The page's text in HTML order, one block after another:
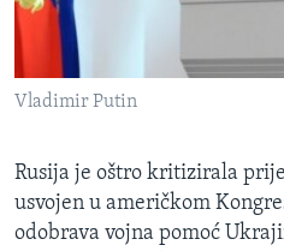
MAGAZIN
O GLASU AMERIKE
PRATITE NAS
Vladimir Putin
Rusija je oštro kritizirala
usvojen u američkom
odobrava vojna pomoć